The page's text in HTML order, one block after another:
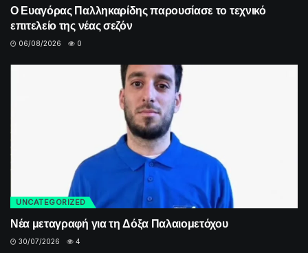
Ο Ευαγόρας Παλληκαρίδης παρουσίασε το τεχνικό
επιτελείο της νέας σεζόν
06/08/2026 0
UNCATEGORIZED
Νέα μεταγραφή για τη Δόξα Παλαιομετόχου
30/07/2026 4